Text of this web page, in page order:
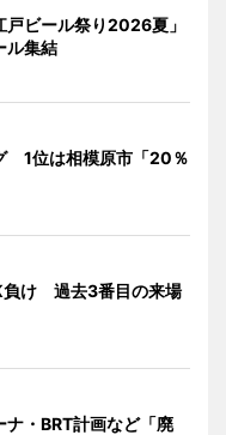
ビール祭り2026夏」
ル集結
1位は相模原市「20％
負け 過去3番目の来場
・BRT計画など「廃